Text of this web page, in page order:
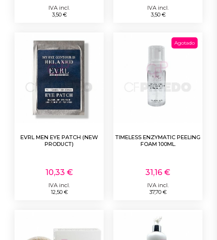
IVA incl.
3,50 €
IVA incl.
3,50 €
EVRL MEN EYE PATCH (NEW
PRODUCT)
10,33 €
IVA incl.
12,50 €
TIMELESS ENZYMATIC PEELING
FOAM 100ML.
31,16 €
IVA incl.
37,70 €
Agotado